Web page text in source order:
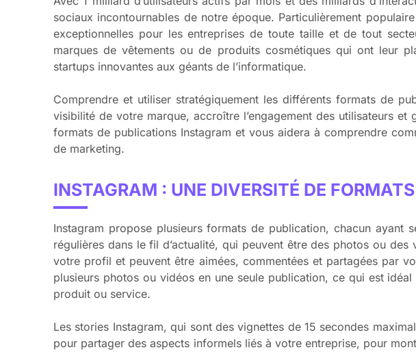
sociaux incontournables de notre époque. Particulièrement
exceptionnelles pour les entreprises de toute taille et de tout
marques de vêtements ou de produits cosmétiques qui ont leur
startups innovantes aux géants de l’informatique.
Comprendre et utiliser stratégiquement les différents formats de
visibilité de votre marque, accroître l’engagement des utilisateurs
formats de publications Instagram et vous aidera à comprendre
de marketing.
INSTAGRAM : UNE DIVERSITÉ DE
Instagram propose plusieurs formats de publication, chacun ayant
régulières dans le fil d’actualité, qui peuvent être des photos ou
votre profil et peuvent être aimées, commentées et partagées par
plusieurs photos ou vidéos en une seule publication, ce qui est
produit ou service.
Les stories Instagram, qui sont des vignettes de 15 secondes
pour partager des aspects informels liés à votre entreprise, pour